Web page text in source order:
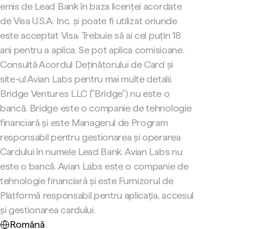
emis de Lead Bank în baza licenței acordate
de Visa U.S.A. Inc. și poate fi utilizat oriunde
este acceptat Visa. Trebuie să ai cel puțin 18
ani pentru a aplica. Se pot aplica comisioane.
Consultă Acordul Deținătorului de Card și
site-ul Avian Labs pentru mai multe detalii.
Bridge Ventures LLC ("Bridge") nu este o
bancă. Bridge este o companie de tehnologie
financiară și este Managerul de Program
responsabil pentru gestionarea și operarea
Cardului în numele Lead Bank. Avian Labs nu
este o bancă. Avian Labs este o companie de
tehnologie financiară și este Furnizorul de
Platformă responsabil pentru aplicația, accesul
și gestionarea cardului.
Română